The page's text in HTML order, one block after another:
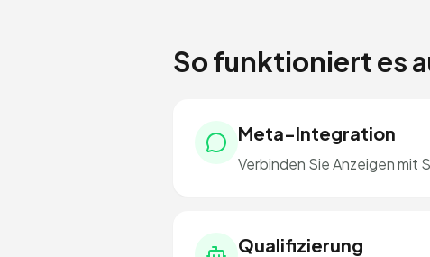
So funktioniert es
Meta-Integration
Verbinden Sie Anzeigen mit
Qualifizierung